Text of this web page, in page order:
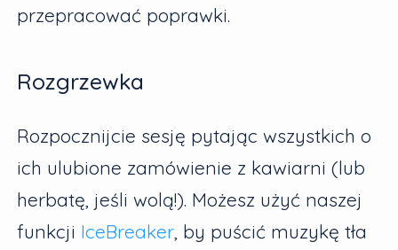
przepracować poprawki.
Rozgrzewka
Rozpocznijcie sesję pytając wszystkich o
ich ulubione zamówienie z kawiarni (lub
herbatę, jeśli wolą!). Możesz użyć naszej
funkcji IceBreaker , by puścić muzykę tła